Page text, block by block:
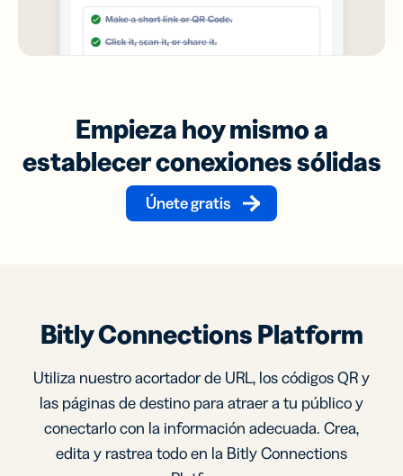
Empieza hoy mismo a
establecer conexiones sólidas
Únete gratis
Bitly Connections Platform
Utiliza nuestro acortador de URL, los códigos QR y
las páginas de destino para atraer a tu público y
conectarlo con la información adecuada. Crea,
edita y rastrea todo en la Bitly Connections